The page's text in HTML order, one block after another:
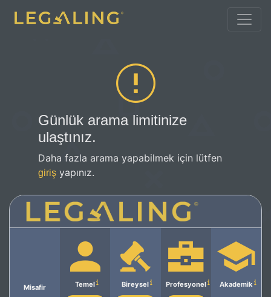
Günlük arama limitinize
ulaştınız.
Daha fazla arama yapabilmek için lütfen
giriş yapınız.
Misafir Temel Bireysel Profesyonel Akademik